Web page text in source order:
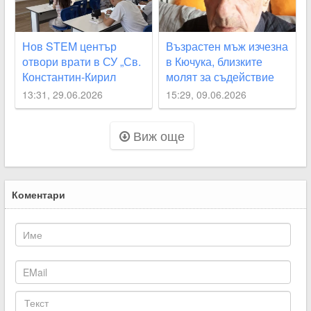
Нов STEM център
отвори врати в СУ „Св.
Константин-Кирил
Философ“
13:31, 29.06.2026
Възрастен мъж изчезна
в Кючука, близките
молят за съдействие
15:29, 09.06.2026
Виж още
Коментари